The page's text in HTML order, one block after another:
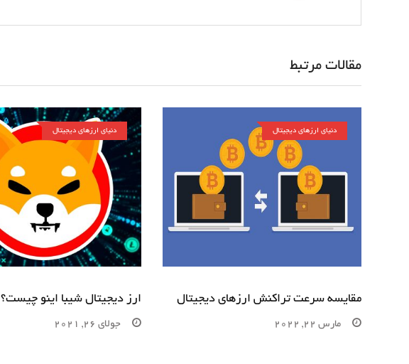
مقالات مرتبط
دنیای ارزهای دیجیتال
مقایسه سرعت تراکنش ارزهای دیجیتال
مارس 22, 2022
دنیای ارزهای دیجیتال
ارز دیجیتال شیبا اینو چیست؟
جولای 26, 2021